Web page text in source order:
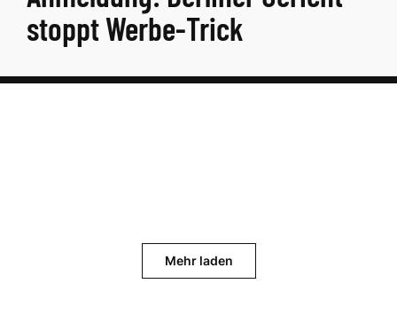
stoppt Werbe-Trick
Mehr laden